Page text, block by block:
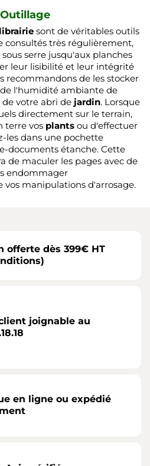
librairie sont de véritables outils
consultés très régulièrement,
serre jusqu'aux planches
leur lisibilité et leur intégrité
recommandons de les stocker
l'humidité ambiante de
votre abri de jardin. Lorsque
directement sur le terrain,
terre vos plants ou d'effectuer
les dans une pochette
documents étanche. Cette
de maculer les pages avec de
endommager
manipulations d'arrosage.
offerte dès 399€ HT
joignable au
en ligne ou expédié